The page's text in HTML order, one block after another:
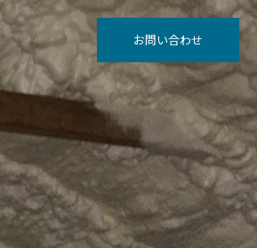
お問い合わせ